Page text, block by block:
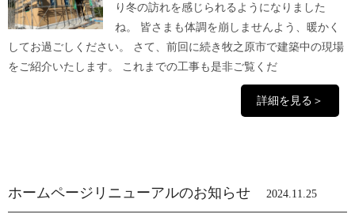
り冬の訪れを感じられるようになりました
ね。 皆さまも体調を崩しませんよう、暖かく
してお過ごしください。 さて、前回に続き牧之原市で建築中の現場
をご紹介いたします。 これまでの工事も是非ご覧くだ
詳細を見る＞
ホームページリニューアルのお知らせ 2024.11.25